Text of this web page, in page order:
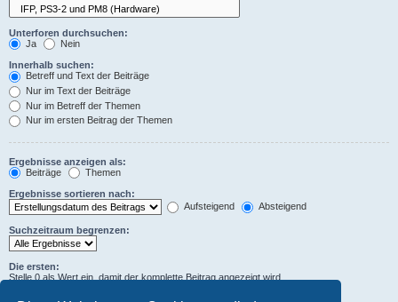
Unterforen durchsuchen:
Ja
Nein
Innerhalb suchen:
Betreff und Text der Beiträge
Nur im Text der Beiträge
Nur im Betreff der Themen
Nur im ersten Beitrag der Themen
Ergebnisse anzeigen als:
Beiträge
Themen
Ergebnisse sortieren nach:
Aufsteigend
Absteigend
Suchzeitraum begrenzen:
Die ersten:
Stelle 0 als Wert ein, damit der komplette Beitrag angezeigt wird.